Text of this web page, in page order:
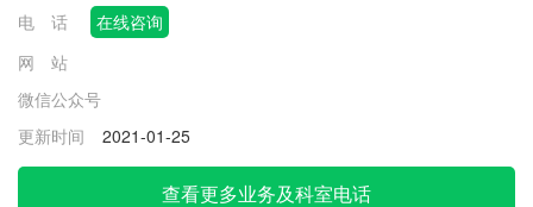
电 话
在线咨询
网 站
微信公众号
更新时间
2021-01-25
查看更多业务及科室电话